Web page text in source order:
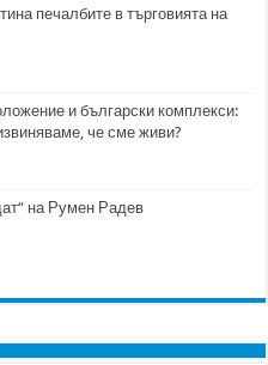
печалбите в търговията на
и български комплекси:
че сме живи?
на Румен Радев